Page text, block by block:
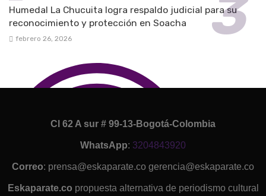
Humedal La Chucuita logra respaldo judicial para su
reconocimiento y protección en Soacha
febrero 26, 2026
Cl 62 A sur # 99-13-Bogotá-Colombia
WhatsApp: 3204843920
Correo: prensa@eskaparate.co gerencia@eskaparate.co
Eskaparate.co propuesta alternativa de periodismo cultural